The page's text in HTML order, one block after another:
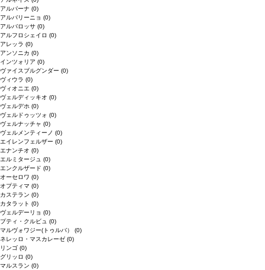
アルバーナ (0)
アルバリーニョ (0)
アルバロッサ (0)
アルフロシェイロ (0)
アレッラ (0)
アンソニカ (0)
インツォリア (0)
ヴァイスブルグンダー (0)
ヴィウラ (0)
ヴィオニエ (0)
ヴェルディッキオ (0)
ヴェルデホ (0)
ヴェルドゥッツォ (0)
ヴェルナッチャ (0)
ヴェルメンティーノ (0)
エイレンフェルザー (0)
エナンチオ (0)
エルミタージュ (0)
エンクルザード (0)
オーセロワ (0)
オプティマ (0)
カステラン (0)
カタラット (0)
ヴェルデーリョ (0)
プティ・クルビュ (0)
マルヴォワジー(トゥルバ） (0)
ネレッロ・マスカレーゼ (0)
リンゴ (0)
グリッロ (0)
マルスラン (0)